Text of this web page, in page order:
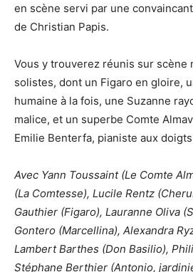
en scène servi par une
de Christian Papis.
Vous y trouverez réunis sur scène
solistes, dont un Figaro en gloire,
humaine à la fois, une Suzanne
malice, et un superbe Comte
Emilie Benterfa, pianiste aux doigts
Avec Yann Toussaint (Le Comte
(La Comtesse), Lucile Rentz
Gauthier (Figaro), Lauranne Oliva
Gontero (Marcellina), Alexandra
Lambert Barthes (Don Basilio),
Stéphane Berthier (Antonio,